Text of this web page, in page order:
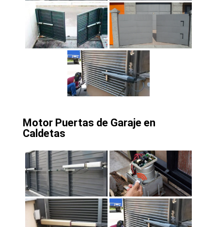
Motor Puertas de Garaje en
Caldetas